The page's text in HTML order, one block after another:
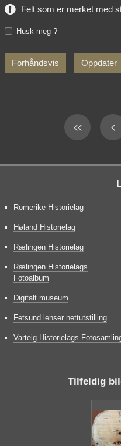
Felt som er merket med
Husk meg ?
Romerike Historielag
Høland Historielag
Rælingen Historielag
Rælingen Historielags
Fotoalbum
Digitalt museum
Fetsund lenser nettutstilling
Varteig Historielags
Tilfeldig